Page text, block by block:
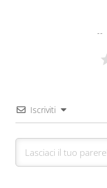
Iscriviti